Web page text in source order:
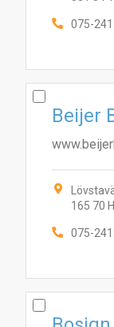
075-
Beijer
165 70
075-